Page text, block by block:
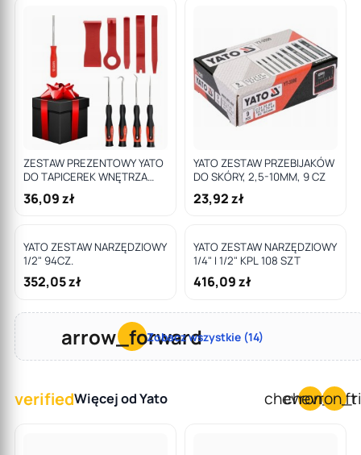
ZESTAW PREZENTOWY YATO
DO TAPICEREK WNĘTRZA
PLASTIKÓW HACZYKI
ŚCIĄGACZE
36,09 zł
YATO ZESTAW NARZĘDZIOWY
1/2" 94CZ.
352,05 zł
YATO ZESTAW PRZEBIJAKÓW
DO SKÓRY, 2,5-10MM, 9 CZ
23,92 zł
YATO ZESTAW NARZĘDZIOWY
1/4" I 1/2" KPL 108 SZT
416,09 zł
arrow_forwardZobacz wszystkie (14)
verifiedWięcej od Yato chevron_left